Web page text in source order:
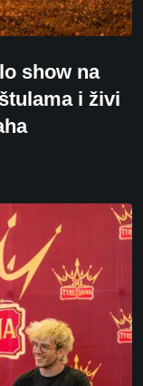
show na
i živi